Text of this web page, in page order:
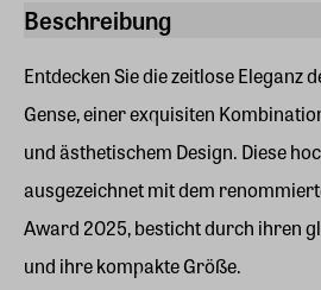
Beschreibung
Entdecken Sie die zeitlose Eleganz
Gense, einer exquisiten
und ästhetischem Design. Diese
ausgezeichnet mit dem
Award 2025, besticht durch ihren
und ihre kompakte Größe.